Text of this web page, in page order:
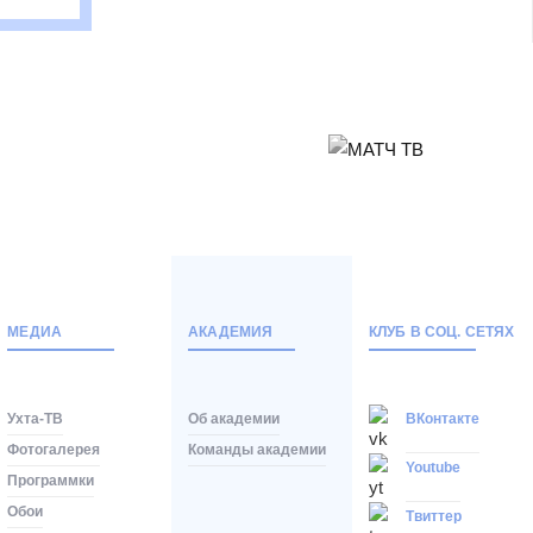
МЕДИА
Ухта-ТВ
Фотогалерея
Программки
Обои
АКАДЕМИЯ
Об академии
Команды академии
КЛУБ В СОЦ. СЕТЯХ
ВКонтакте
Youtube
Твиттер